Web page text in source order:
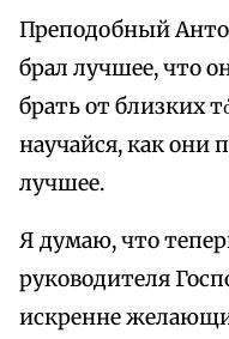
Преподобный
брал лучшее, что
брать от близких
научайся, как они
лучшее.
Я думаю, что
руководителя
искренне